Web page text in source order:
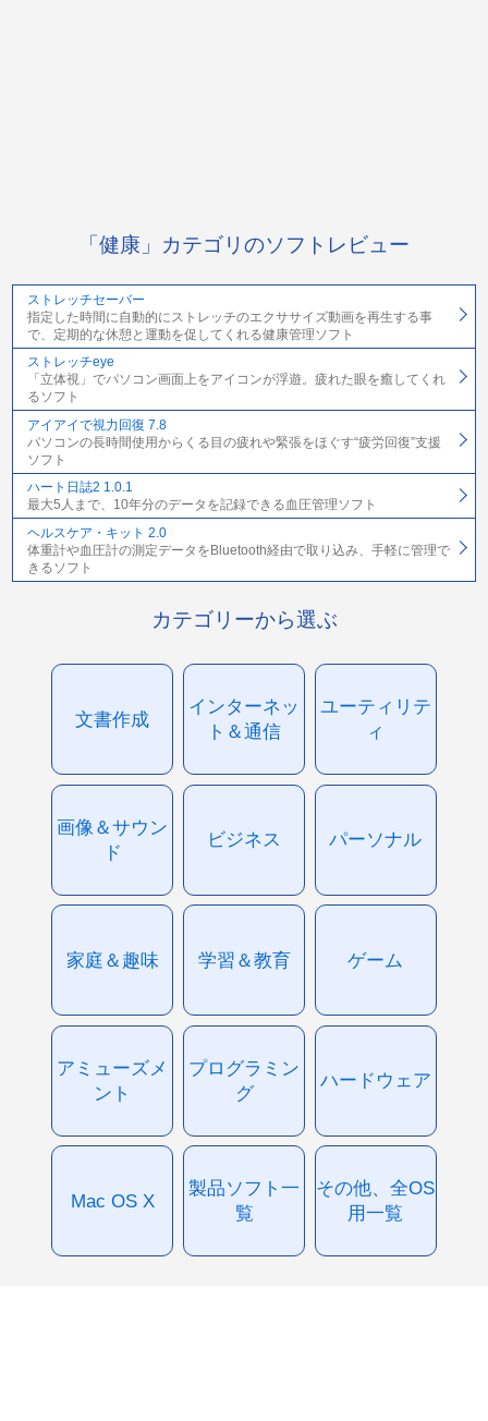
「健康」カテゴリのソフトレビュー
ストレッチセーバー
指定した時間に自動的にストレッチのエクササイズ動画を再生する事
で、定期的な休憩と運動を促してくれる健康管理ソフト
ストレッチeye
「立体視」でパソコン画面上をアイコンが浮遊。疲れた眼を癒してくれ
るソフト
アイアイで視力回復 7.8
パソコンの長時間使用からくる目の疲れや緊張をほぐす“疲労回復”支援
ソフト
ハート日誌2 1.0.1
最大5人まで、10年分のデータを記録できる血圧管理ソフト
ヘルスケア・キット 2.0
体重計や血圧計の測定データをBluetooth経由で取り込み、手軽に管理で
きるソフト
カテゴリーから選ぶ
文書作成
インターネッ
ト＆通信
ユーティリテ
ィ
画像＆サウン
ド
ビジネス パーソナル
家庭＆趣味 学習＆教育 ゲーム
アミューズメ
ント
プログラミン
グ
ハードウェア
Mac OS X
製品ソフト一
覧
その他、全OS
用一覧